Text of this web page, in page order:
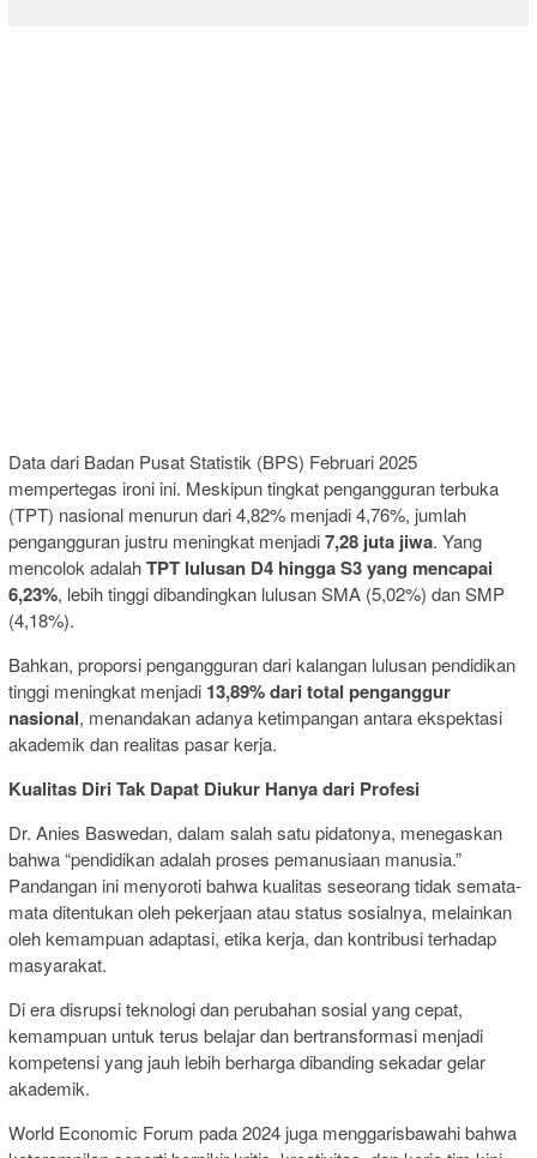
Data dari Badan Pusat Statistik (BPS) Februari 2025
mempertegas ironi ini. Meskipun tingkat pengangguran terbuka
(TPT) nasional menurun dari 4,82% menjadi 4,76%, jumlah
pengangguran justru meningkat menjadi7,28 juta jiwa. Yang
mencolok adalahTPT lulusan D4 hingga S3 yang mencapai
6,23%, lebih tinggi dibandingkan lulusan SMA (5,02%) dan SMP
(4,18%).
Bahkan, proporsi pengangguran dari kalangan lulusan pendidikan
tinggi meningkat menjadi 13,89% dari total penganggur
nasional, menandakan adanya ketimpangan antara ekspektasi
akademik dan realitas pasar kerja.
Kualitas Diri Tak Dapat Diukur Hanya dari Profesi
Dr. Anies Baswedan, dalam salah satu pidatonya, menegaskan
bahwa “pendidikan adalah proses pemanusiaan manusia.”
Pandangan ini menyoroti bahwa kualitas seseorang tidak semata-
mata ditentukan oleh pekerjaan atau status sosialnya, melainkan
oleh kemampuan adaptasi, etika kerja, dan kontribusi terhadap
masyarakat.
Di era disrupsi teknologi dan perubahan sosial yang cepat,
kemampuan untuk terus belajar dan bertransformasi menjadi
kompetensi yang jauh lebih berharga dibanding sekadar gelar
akademik.
World Economic Forum pada 2024 juga menggarisbawahi bahwa